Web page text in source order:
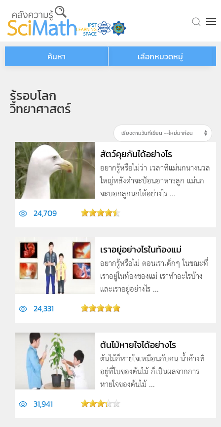
Skip to main content
ค้นหา เลือกหมวดหมู่
รู้รอบโลก
วิทยาศาสตร์
สัตว์คุยกันได้อย่างไร
อยากรู้หรือไม่ว่า เวลาที่แม่นกนางนวล
ใหญ่หลังดำจะป้อนอาหารลูก แม่นก
จะบอกลูกนกได้อย่างไร ...
24,709
เราอยู่อย่างไรในท้องแม่
อยากรู้หรือไม่ ตอนเราเด็กๆ ในขณะที่
เราอยู่ในท้องของแม่ เราทำอะไรบ้าง
และเราอยู่อย่างไร ...
24,331
ต้นไม้หายใจได้อย่างไร
ต้นไม้ก็หายใจเหมือนกับคน น้ำค้างที่
อยู่ที่ใบของต้นไม้ ก็เป็นผลจากการ
หายใจของต้นไม้ ...
31,941